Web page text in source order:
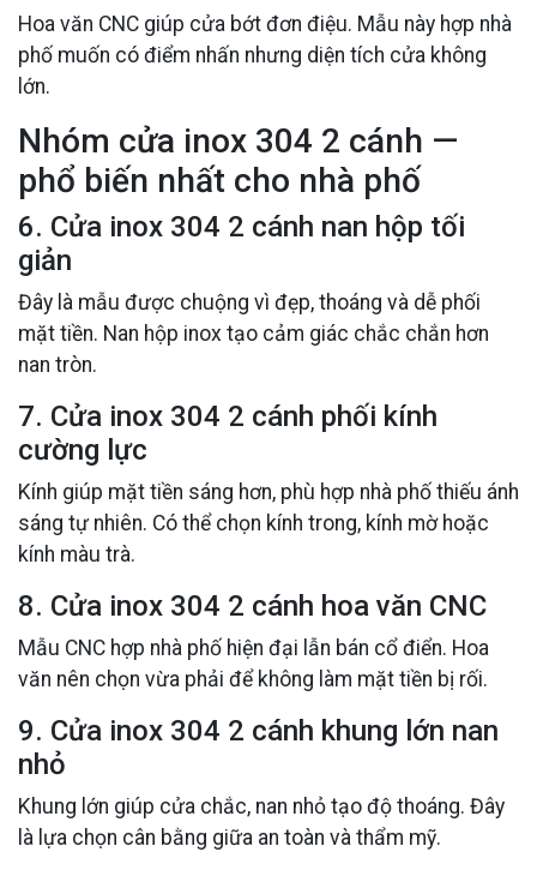
Hoa văn CNC giúp cửa bớt đơn điệu. Mẫu này hợp nhà
phố muốn có điểm nhấn nhưng diện tích cửa không
lớn.
Nhóm cửa inox 304 2 cánh —
phổ biến nhất cho nhà phố
6. Cửa inox 304 2 cánh nan hộp tối
giản
Đây là mẫu được chuộng vì đẹp, thoáng và dễ phối
mặt tiền. Nan hộp inox tạo cảm giác chắc chắn hơn
nan tròn.
7. Cửa inox 304 2 cánh phối kính
cường lực
Kính giúp mặt tiền sáng hơn, phù hợp nhà phố thiếu ánh
sáng tự nhiên. Có thể chọn kính trong, kính mờ hoặc
kính màu trà.
8. Cửa inox 304 2 cánh hoa văn CNC
Mẫu CNC hợp nhà phố hiện đại lẫn bán cổ điển. Hoa
văn nên chọn vừa phải để không làm mặt tiền bị rối.
9. Cửa inox 304 2 cánh khung lớn nan
nhỏ
Khung lớn giúp cửa chắc, nan nhỏ tạo độ thoáng. Đây
là lựa chọn cân bằng giữa an toàn và thẩm mỹ.